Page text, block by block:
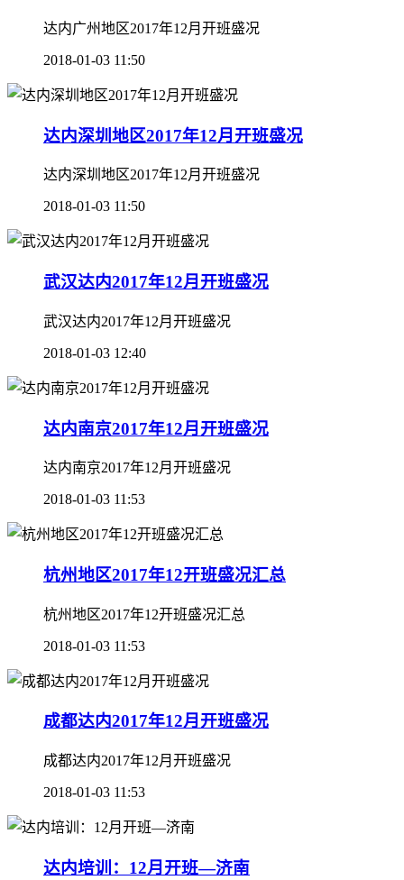
达内广州地区2017年12月开班盛况
2018-01-03 11:50
达内深圳地区2017年12月开班盛况
达内深圳地区2017年12月开班盛况
2018-01-03 11:50
武汉达内2017年12月开班盛况
武汉达内2017年12月开班盛况
2018-01-03 12:40
达内南京2017年12月开班盛况
达内南京2017年12月开班盛况
2018-01-03 11:53
杭州地区2017年12开班盛况汇总
杭州地区2017年12开班盛况汇总
2018-01-03 11:53
成都达内2017年12月开班盛况
成都达内2017年12月开班盛况
2018-01-03 11:53
达内培训：12月开班—济南